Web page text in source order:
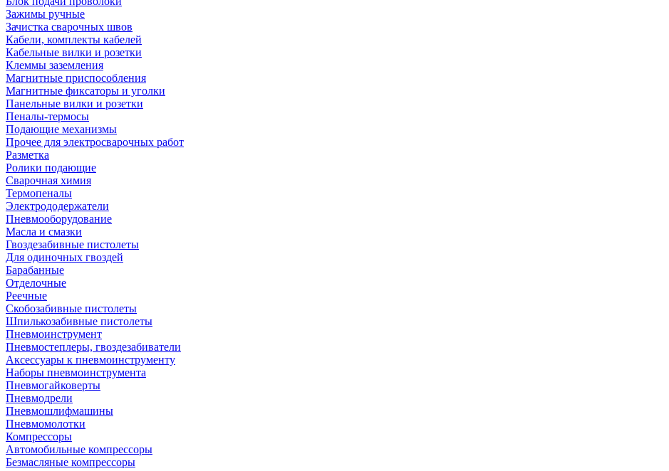
Зажимы ручные
Зачистка сварочных швов
Кабели, комплекты кабелей
Кабельные вилки и розетки
Клеммы заземления
Магнитные приспособления
Магнитные фиксаторы и уголки
Панельные вилки и розетки
Пеналы-термосы
Подающие механизмы
Прочее для электросварочных работ
Разметка
Ролики подающие
Сварочная химия
Термопеналы
Электрододержатели
Пневмооборудование
Масла и смазки
Гвоздезабивные пистолеты
Для одиночных гвоздей
Барабанные
Отделочные
Реечные
Скобозабивные пистолеты
Шпилькозабивные пистолеты
Пневмоинструмент
Пневмостеплеры, гвоздезабиватели
Аксессуары к пневмоинструменту
Наборы пневмоинструмента
Пневмогайковерты
Пневмодрели
Пневмошлифмашины
Пневмомолотки
Компрессоры
Автомобильные компрессоры
Безмасляные компрессоры